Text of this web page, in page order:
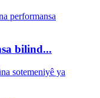
bilind...